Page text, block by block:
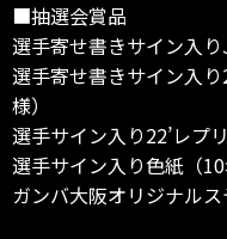
■抽選会賞品
選手寄せ書きサイン入り
選手寄せ書きサイン入
様）
選手サイン入り22’レプ
選手サイン入り色紙（10
ガンバ大阪オリジナルス